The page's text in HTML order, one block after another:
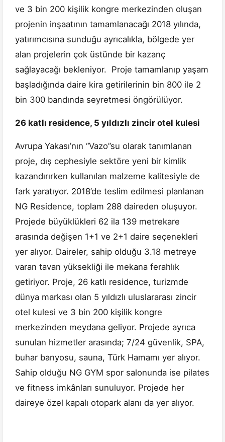
ve 3 bin 200 kişilik kongre merkezinden oluşan
projenin inşaatının tamamlanacağı 2018 yılında,
yatırımcısına sunduğu ayrıcalıkla, bölgede yer
alan projelerin çok üstünde bir kazanç
sağlayacağı bekleniyor. Proje tamamlanıp yaşam
başladığında daire kira getirilerinin bin 800 ile 2
bin 300 bandında seyretmesi öngörülüyor.
26 katlı residence, 5 yıldızlı zincir otel kulesi
Avrupa Yakası’nın “Vazo”su olarak tanımlanan
proje, dış cephesiyle sektöre yeni bir kimlik
kazandırırken kullanılan malzeme kalitesiyle de
fark yaratıyor. 2018’de teslim edilmesi planlanan
NG Residence, toplam 288 daireden oluşuyor.
Projede büyüklükleri 62 ila 139 metrekare
arasında değişen 1+1 ve 2+1 daire seçenekleri
yer alıyor. Daireler, sahip olduğu 3.18 metreye
varan tavan yüksekliği ile mekana ferahlık
getiriyor. Proje, 26 katlı residence, turizmde
dünya markası olan 5 yıldızlı uluslararası zincir
otel kulesi ve 3 bin 200 kişilik kongre
merkezinden meydana geliyor. Projede ayrıca
sunulan hizmetler arasında; 7/24 güvenlik, SPA,
buhar banyosu, sauna, Türk Hamamı yer alıyor.
Sahip olduğu NG GYM spor salonunda ise pilates
ve fitness imkânları sunuluyor. Projede her
daireye özel kapalı otopark alanı da yer alıyor.